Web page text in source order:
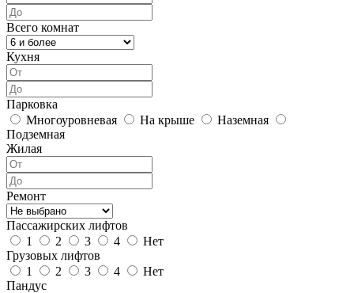
Всего комнат
Кухня
Парковка
Многоуровневая
На крыше
Наземная
Подземная
Жилая
Ремонт
Пассажирских лифтов
1
2 3 4
Нет
Грузовых лифтов
1
2 3 4
Нет
Пандус